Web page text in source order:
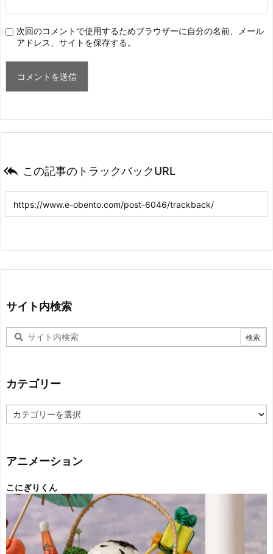
次回のコメントで使用するためブラウザーに自分の名前、メール
アドレス、サイトを保存する。
 この記事のトラックバックURL
サイト内検索
カテゴリー
テ
ー
アニメーション
こにぎりくん